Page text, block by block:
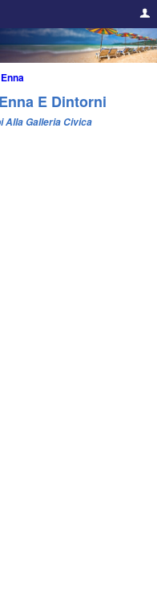
Enna
E Dintorni
Alla Galleria Civica